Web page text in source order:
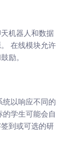
机器人和数据
在线模块允许
励。
统以响应不同的
的学生可能会自
到或可选的研